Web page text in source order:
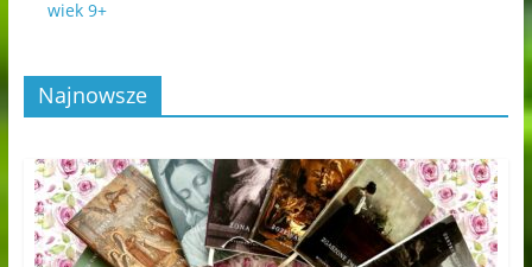
wiek 9+
Najnowsze